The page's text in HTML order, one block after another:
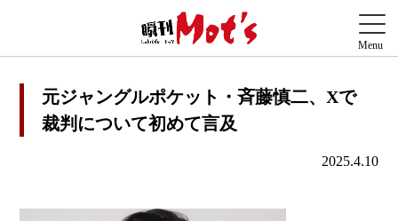
元ジャングルポケット・斉藤慎二、Xで
裁判について初めて言及
2025.4.10